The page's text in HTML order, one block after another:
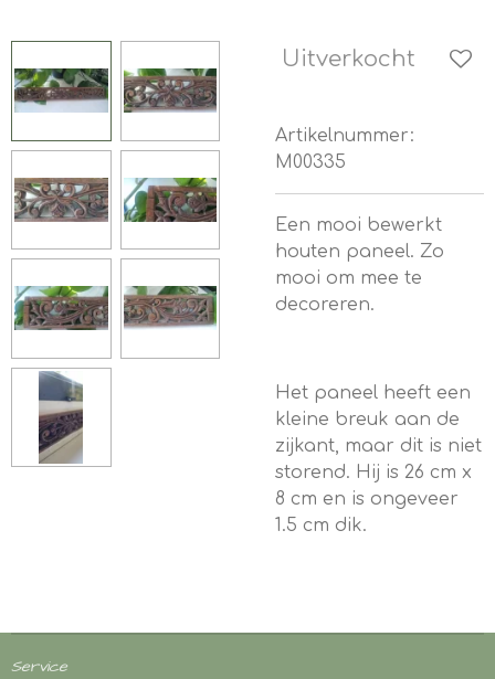
Uitverkocht
Artikelnummer:
M00335
Een mooi bewerkt
houten paneel. Zo
mooi om mee te
decoreren.
Het paneel heeft een
kleine breuk aan de
zijkant, maar dit is niet
storend. Hij is 26 cm x
8 cm en is ongeveer
1.5 cm dik.
Service